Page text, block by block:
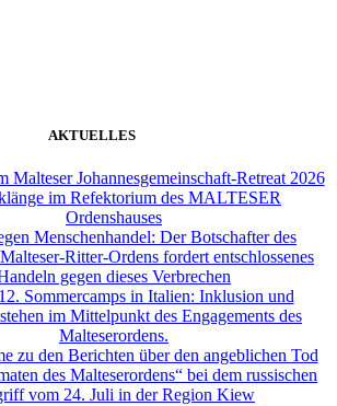
AKTUELLES
Malteser Johannesgemeinschaft-Retreat 2026
im Refektorium des MALTESER
Ordenshauses
Menschenhandel: Der Botschafter des
Ritter-Ordens fordert entschlossenes
gegen dieses Verbrechen
Sommercamps in Italien: Inklusion und
im Mittelpunkt des Engagements des
Malteserordens.
zu den Berichten über den angeblichen Tod
des Malteserordens“ bei dem russischen
vom 24. Juli in der Region Kiew